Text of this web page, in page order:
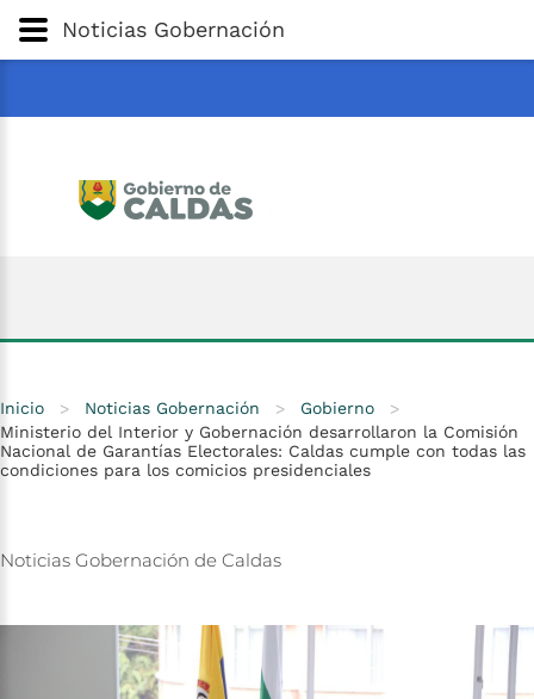
Gobernación de
Noticias Gobernación
Inicio > Noticias Gobernación > Gobierno
>
Ministerio del Interior y Gobernación desarrollaron la Comisión
Nacional de Garantías Electorales: Caldas cumple con todas las
condiciones para los comicios presidenciales
Noticias Gobernación de Caldas